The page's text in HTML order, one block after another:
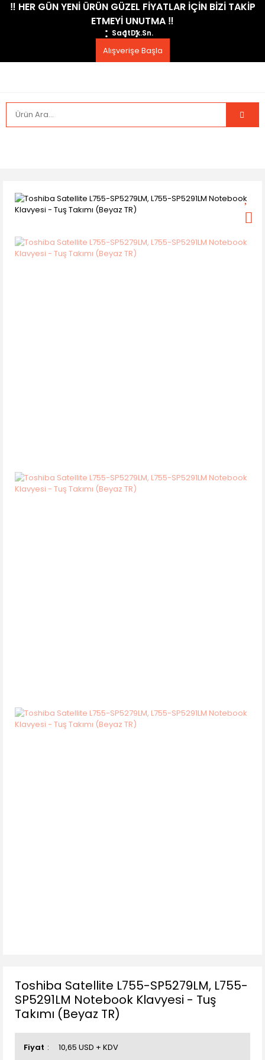
​‼️​ HER GÜN YENİ ÜRÜN GÜZEL FİYATLAR İÇİN BİZİ TAKİP
ETMEYİ UNUTMA ​‼️​
SaatDk.Sn.
Alışverişe Başla
Toshiba Satellite L755-SP5279LM, L755-
SP5291LM Notebook Klavyesi - Tuş
Takımı (Beyaz TR)
Fiyat 10,65 USD + KDV